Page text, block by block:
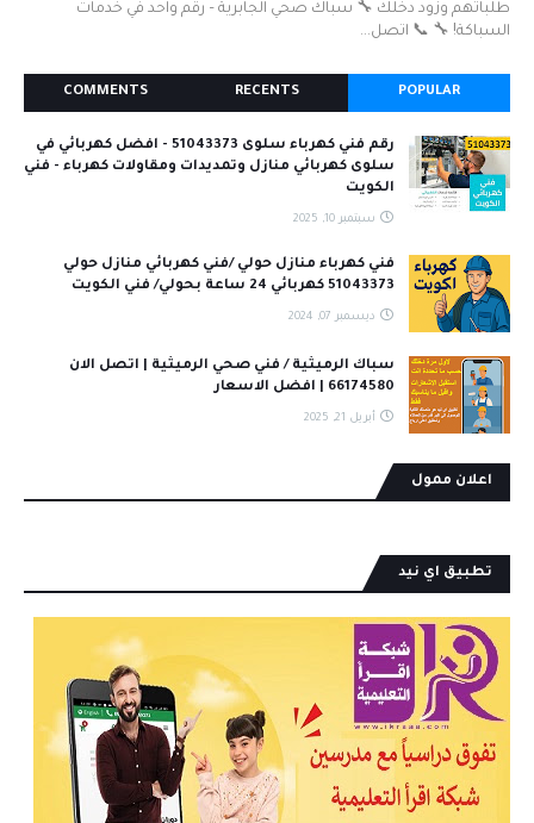
طلباتهم وزود دخلك 🔧 سباك صحي الجابرية – رقم واحد في خدمات
السباكة! 🔧 📞 اتصل...
POPULAR
RECENTS
COMMENTS
رقم فني كهرباء سلوى 51043373 - افضل كهربائي في
سلوى كهربائي منازل وتمديدات ومقاولات كهرباء - فني
الكويت
سبتمبر 10, 2025
فني كهرباء منازل حولي /فني كهربائي منازل حولي
51043373 كهربائي 24 ساعة بحولي/ فني الكويت
ديسمبر 07, 2024
سباك الرميثية / فني صحي الرميثية | اتصل الان
66174580 | افضل الاسعار
أبريل 21, 2025
اعلان ممول
تطبيق اي نيد